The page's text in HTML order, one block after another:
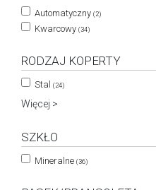
Automatyczny (2)
Kwarcowy (34)
RODZAJ KOPERTY
Stal (24)
Więcej >
SZKŁO
Mineralne (36)